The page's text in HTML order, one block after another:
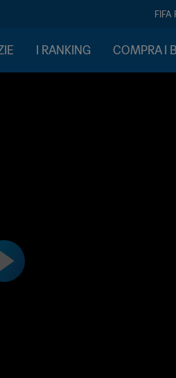
FIFA
I RANKING COMPRA I